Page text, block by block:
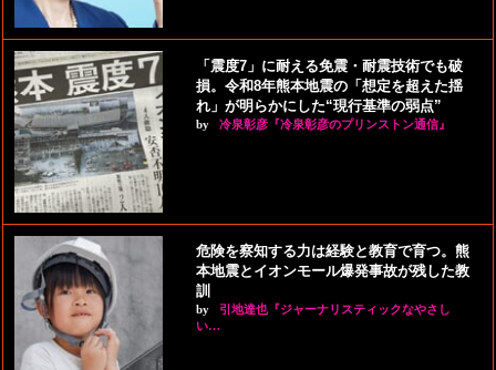
「震度7」に耐える免震・耐震技術でも破
損。令和8年熊本地震の「想定を超えた揺
れ」が明らかにした“現行基準の弱点”
by 冷泉彰彦『冷泉彰彦のプリンストン通信』
危険を察知する力は経験と教育で育つ。熊
本地震とイオンモール爆発事故が残した教
訓
by
引地達也『ジャーナリスティックなやさし
い…